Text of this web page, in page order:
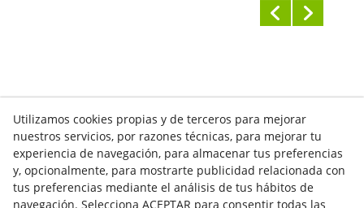
Utilizamos cookies propias y de terceros para mejorar
nuestros servicios, por razones técnicas, para mejorar tu
experiencia de navegación, para almacenar tus preferencias
y, opcionalmente, para mostrarte publicidad relacionada con
tus preferencias mediante el análisis de tus hábitos de
navegación. Selecciona ACEPTAR para consentir todas las